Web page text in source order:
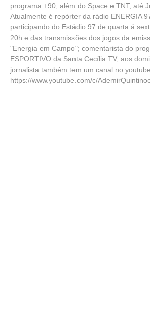
programa +90, além do Space e TNT, até
Atualmente é repórter da rádio ENERGIA
participando do Estádio 97 de quarta á
20h e das transmissões dos jogos da
"Energia em Campo"; comentarista do
ESPORTIVO da Santa Cecília TV, aos
jornalista também tem um canal no
https://www.youtube.com/c/